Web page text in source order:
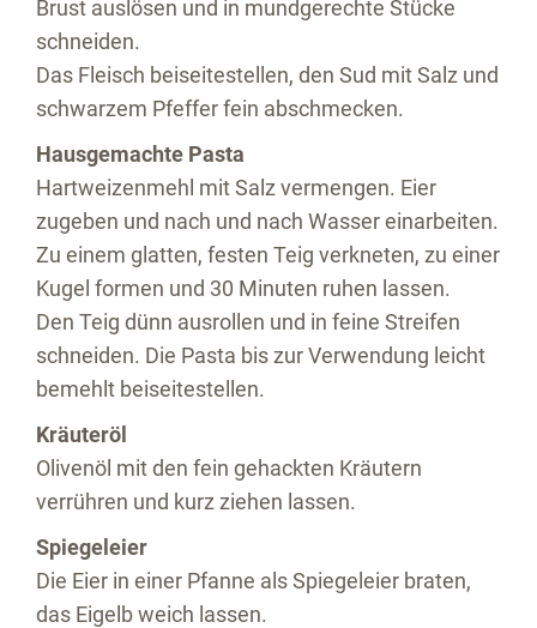
Brust auslösen und in mundgerechte Stücke
schneiden.
Das Fleisch beiseitestellen, den Sud mit Salz und
schwarzem Pfeffer fein abschmecken.
Hausgemachte Pasta
Hartweizenmehl mit Salz vermengen. Eier
zugeben und nach und nach Wasser einarbeiten.
Zu einem glatten, festen Teig verkneten, zu einer
Kugel formen und 30 Minuten ruhen lassen.
Den Teig dünn ausrollen und in feine Streifen
schneiden. Die Pasta bis zur Verwendung leicht
bemehlt beiseitestellen.
Kräuteröl
Olivenöl mit den fein gehackten Kräutern
verrühren und kurz ziehen lassen.
Spiegeleier
Die Eier in einer Pfanne als Spiegeleier braten,
das Eigelb weich lassen.